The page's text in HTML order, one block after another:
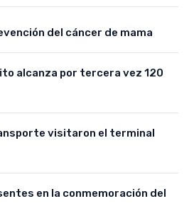
del cáncer de mama
alcanza por tercera vez 120
visitaron el terminal
en la conmemoración del